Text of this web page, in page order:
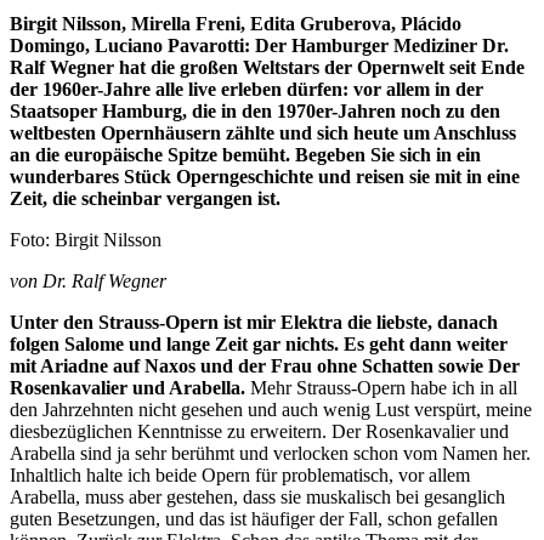
X
Birgit Nilsson, Mirella Freni, Edita Gruberova, Plácido
Domingo, Luciano Pavarotti: Der Hamburger Mediziner Dr.
Ralf Wegner hat die großen Weltstars der Opernwelt seit Ende
der 1960er-Jahre alle live erleben dürfen: vor allem in der
Staatsoper Hamburg, die in den 1970er-Jahren noch zu den
weltbesten Opernhäusern zählte und sich heute um Anschluss
an die europäische Spitze bemüht. Begeben Sie sich in ein
wunderbares Stück Operngeschichte und reisen sie mit in eine
Zeit, die scheinbar vergangen ist.
Foto: Birgit Nilsson
von Dr. Ralf Wegner
Unter den Strauss-Opern ist mir Elektra die liebste, danach
folgen Salome und lange Zeit gar nichts. Es geht dann weiter
mit Ariadne auf Naxos und der Frau ohne Schatten sowie Der
Rosenkavalier und Arabella. Mehr Strauss-Opern habe ich in all
den Jahrzehnten nicht gesehen und auch wenig Lust verspürt, meine
diesbezüglichen Kenntnisse zu erweitern. Der Rosenkavalier und
Arabella sind ja sehr berühmt und verlocken schon vom Namen her.
Inhaltlich halte ich beide Opern für problematisch, vor allem
Arabella, muss aber gestehen, dass sie muskalisch bei gesanglich
guten Besetzungen, und das ist häufiger der Fall, schon gefallen